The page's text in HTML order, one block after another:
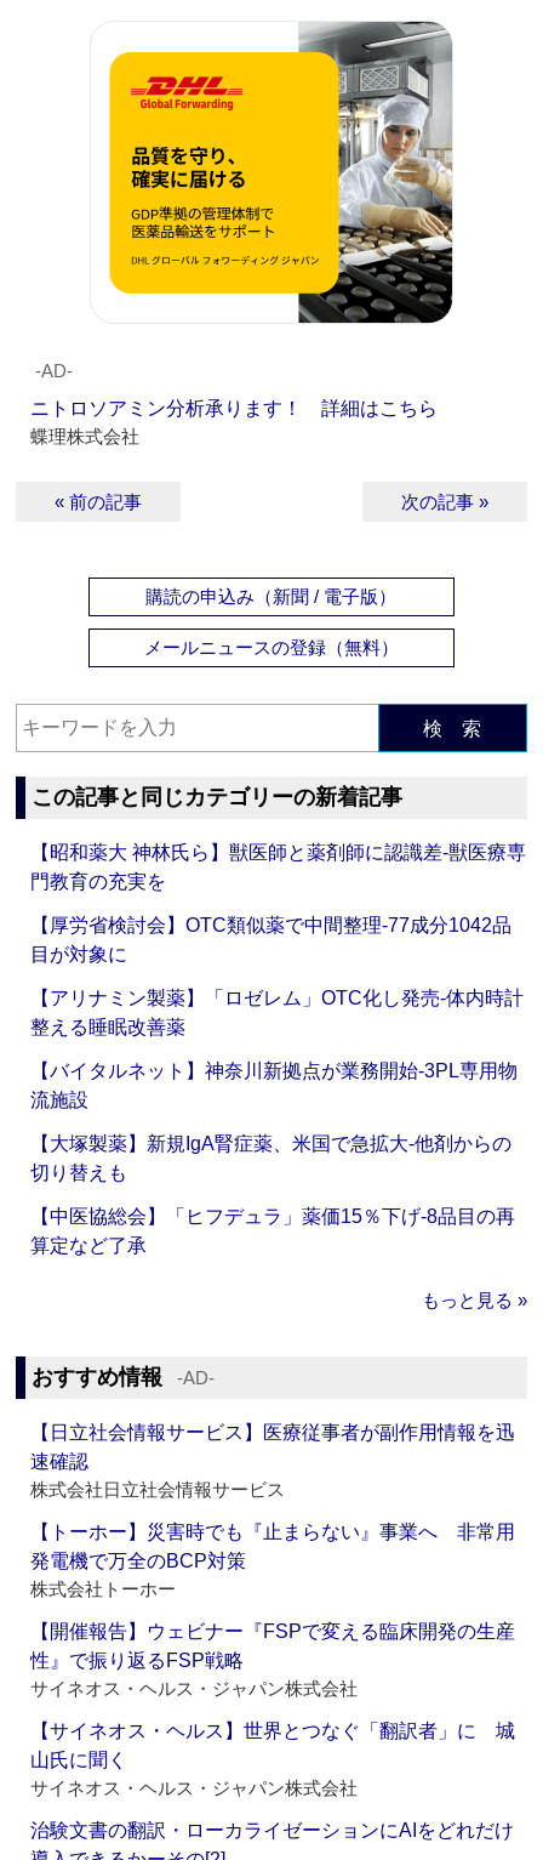
‐AD‐
ニトロソアミン分析承ります！ 詳細はこちら
蝶理株式会社
« 前の記事 次の記事 »
購読の申込み（新聞 / 電子版）
メールニュースの登録（無料）
検 索
この記事と同じカテゴリーの新着記事
【昭和薬大 神林氏ら】獣医師と薬剤師に認識差‐獣医療専
門教育の充実を
【厚労省検討会】OTC類似薬で中間整理‐77成分1042品
目が対象に
【アリナミン製薬】「ロゼレム」OTC化し発売‐体内時計
整える睡眠改善薬
【バイタルネット】神奈川新拠点が業務開始‐3PL専用物
流施設
【大塚製薬】新規IgA腎症薬、米国で急拡大‐他剤からの
切り替えも
【中医協総会】「ヒフデュラ」薬価15％下げ‐8品目の再
算定など了承
もっと見る »
おすすめ情報 ‐AD‐
【日立社会情報サービス】医療従事者が副作用情報を迅
速確認
株式会社日立社会情報サービス
【トーホー】災害時でも『止まらない』事業へ 非常用
発電機で万全のBCP対策
株式会社トーホー
【開催報告】ウェビナー『FSPで変える臨床開発の生産
性』で振り返るFSP戦略
サイネオス・ヘルス・ジャパン株式会社
【サイネオス・ヘルス】世界とつなぐ「翻訳者」に 城
山氏に聞く
サイネオス・ヘルス・ジャパン株式会社
治験文書の翻訳・ローカライゼーションにAIをどれだけ